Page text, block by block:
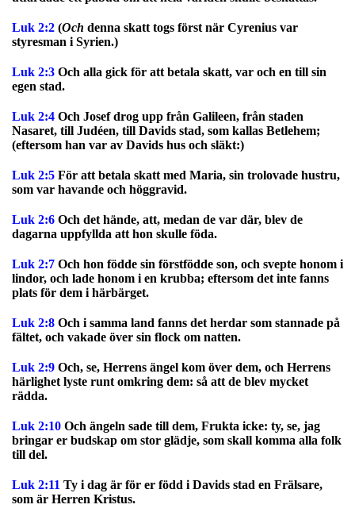
Luk 2:2 (Och denna skatt togs först när Cyrenius var
styresman i Syrien.)
Luk 2:3 Och alla gick för att betala skatt, var och en till sin
egen stad.
Luk 2:4 Och Josef drog upp från Galileen, från staden
Nasaret, till Judéen, till Davids stad, som kallas Betlehem;
(eftersom han var av Davids hus och släkt:)
Luk 2:5 För att betala skatt med Maria, sin trolovade hustru,
som var havande och höggravid.
Luk 2:6 Och det hände, att, medan de var där, blev de
dagarna uppfyllda att hon skulle föda.
Luk 2:7 Och hon födde sin förstfödde son, och svepte honom i
lindor, och lade honom i en krubba; eftersom det inte fanns
plats för dem i härbärget.
Luk 2:8 Och i samma land fanns det herdar som stannade på
fältet, och vakade över sin flock om natten.
Luk 2:9 Och, se, Herrens ängel kom över dem, och Herrens
härlighet lyste runt omkring dem: så att de blev mycket
rädda.
Luk 2:10 Och ängeln sade till dem, Frukta icke: ty, se, jag
bringar er budskap om stor glädje, som skall komma alla folk
till del.
Luk 2:11 Ty i dag är för er född i Davids stad en Frälsare,
som är Herren Kristus.